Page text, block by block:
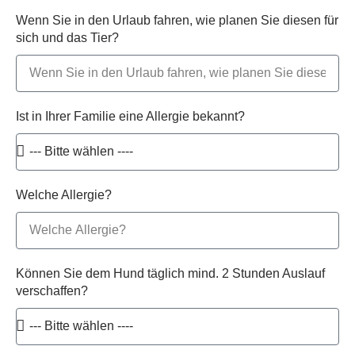
Wenn Sie in den Urlaub fahren, wie planen Sie diesen für
sich und das Tier?
Ist in Ihrer Familie eine Allergie bekannt?
Welche Allergie?
Können Sie dem Hund täglich mind. 2 Stunden Auslauf
verschaffen?